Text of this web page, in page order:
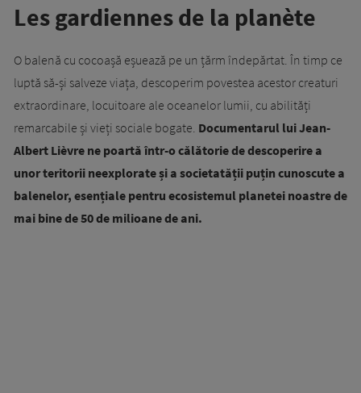
Les gardiennes de la planète
O balenă cu cocoașă eșuează pe un țărm îndepărtat. În timp ce
luptă să-și salveze viața, descoperim povestea acestor creaturi
extraordinare, locuitoare ale oceanelor lumii, cu abilități
remarcabile și vieți sociale bogate. Documentarul lui Jean-
Albert Lièvre ne poartă într-o călătorie de descoperire a
unor teritorii neexplorate și a societatății puțin cunoscute a
balenelor, esențiale pentru ecosistemul planetei noastre de
mai bine de 50 de milioane de ani.